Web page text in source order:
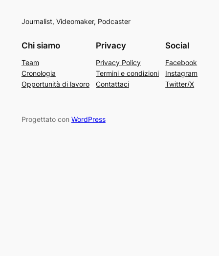
Journalist, Videomaker, Podcaster
Chi siamo
Team
Cronologia
Opportunità di lavoro
Privacy
Privacy Policy
Termini e condizioni
Contattaci
Social
Facebook
Instagram
Twitter/X
Progettato con WordPress